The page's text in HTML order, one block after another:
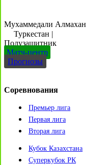
Мухаммедали Алмахан
Туркестан |
Полузащитник
Матч-центр
Прогнозы
Соревнования
Премьер лига
Первая лига
Вторая лига
Кубок Казахстана
Суперкубок РК